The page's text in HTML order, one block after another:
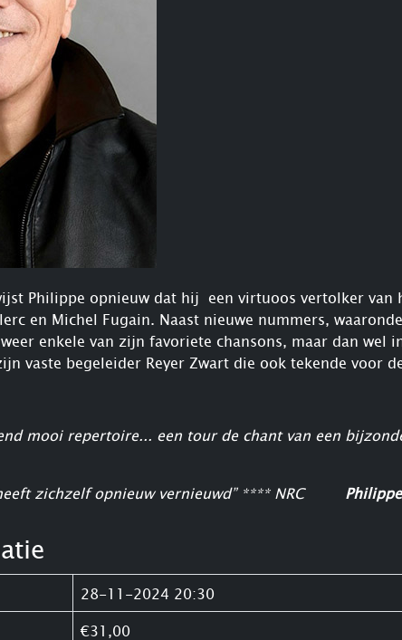
Philippe opnieuw dat hij een virtuoos vertolker van
en Michel Fugain. Naast nieuwe nummers,
enkele van zijn favoriete chansons, maar dan wel
vaste begeleider Reyer Zwart die ook tekende voor
mooi repertoire... een tour de chant van een
zichzelf opnieuw vernieuwd” **** NRC
28-11-2024 20:30
€31,00